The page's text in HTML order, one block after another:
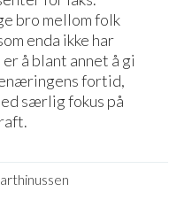
bro mellom folk
enda ikke har
å blant annet å gi
fortid,
særlig fokus på